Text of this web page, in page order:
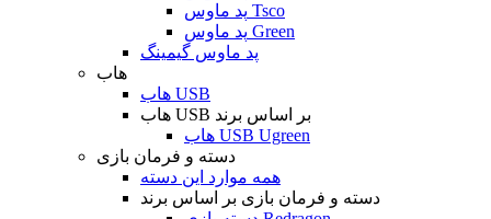
پد ماوس Tsco
پد ماوس Green
پد ماوس گیمینگ
هاب
هاب USB
هاب USB بر اساس برند
هاب USB Ugreen
دسته و فرمان بازی
همه موارد این دسته
دسته و فرمان بازی بر اساس برند